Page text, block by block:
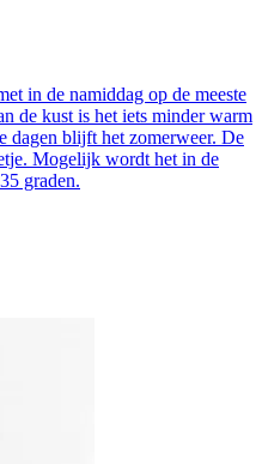
in de namiddag op de meeste
de kust is het iets minder warm
dagen blijft het zomerweer. De
Mogelijk wordt het in de
graden.